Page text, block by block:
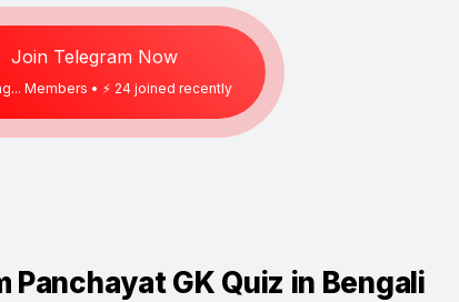
Join Telegram Now
Members • ⚡ 19joined recently
Panchayat GK Quiz in Bengali